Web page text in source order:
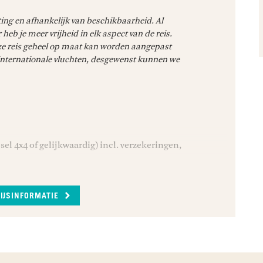
neemt. In de
Beklim
Daddy) te
van de duin
ligt de
door
steken
de rode duinen
en afhankelijk van beschikbaarheid. Al
je meer vrijheid in elk aspect van de reis.
reis geheel op maat kan worden aangepast
vluchten, desgewenst kunnen we
4x4 of gelijkwaardig) incl. verzekeringen,
zoals vermeld in het